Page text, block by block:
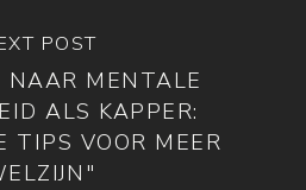
POST
NAAR MENTALE
ALS KAPPER:
TIPS VOOR MEER